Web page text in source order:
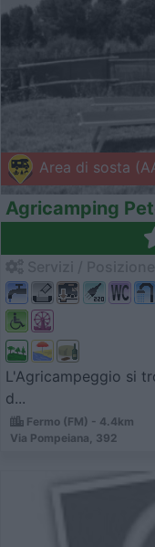
Area di sosta
Agricamping
L'Agricampeggio si
d...
Fermo (FM) - 4.4km
Via Pompeiana, 392